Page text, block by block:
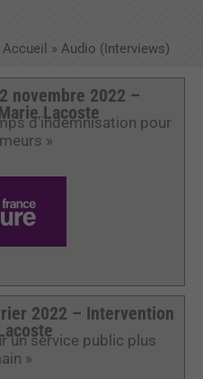
Accueil » Audio (Interviews)
novembre 2022 –
Lacoste
d’indemnisation pour
»
2022 – Intervention
un service public plus
»